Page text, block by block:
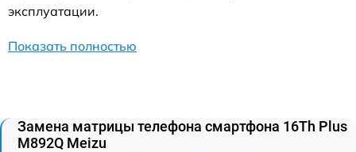
эксплуатации.
Показать полностью
Замена матрицы телефона смартфона 16Th Plus
M892Q Meizu